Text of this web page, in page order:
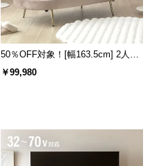
50％OFF対象！[幅163.5cm] 2人掛
けソファ
￥99,980